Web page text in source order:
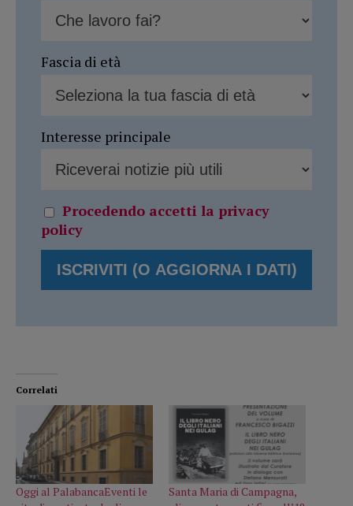
Fascia di età
Interesse principale
Procedendo accetti la privacy
policy
Correlati
Oggi al PalabancaEventi le
Santa Maria di Campagna,